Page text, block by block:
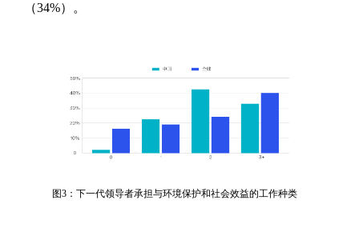
（34%）。
图3：下一代领导者承担与环境保护和社会效益的工作种类